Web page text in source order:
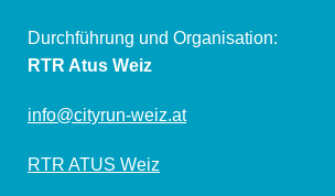
Durchführung und Organisation:
RTR Atus Weiz
info@cityrun-weiz.at
RTR ATUS Weiz